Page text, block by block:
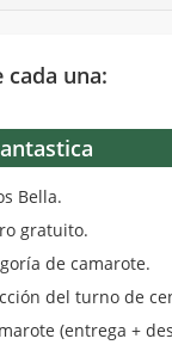
cada una:
Bella.
gratuito.
de camarote.
del turno de
(entrega +